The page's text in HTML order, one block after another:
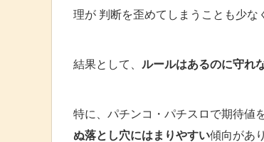
理が 判断を歪めてしまうことも少な
結果として、 ルールはあるのに守れ
特に、パチンコ・パチスロで期待値
ぬ落とし穴にはまりやすい傾向があ